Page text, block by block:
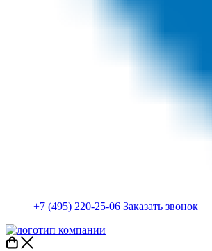
+7 (495) 220-25-06 Заказать звонок